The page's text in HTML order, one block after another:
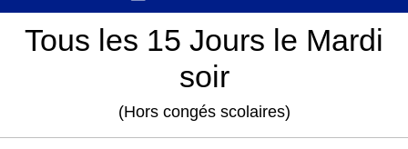
Tous les 15 Jours le Mardi
soir
(Hors congés scolaires)